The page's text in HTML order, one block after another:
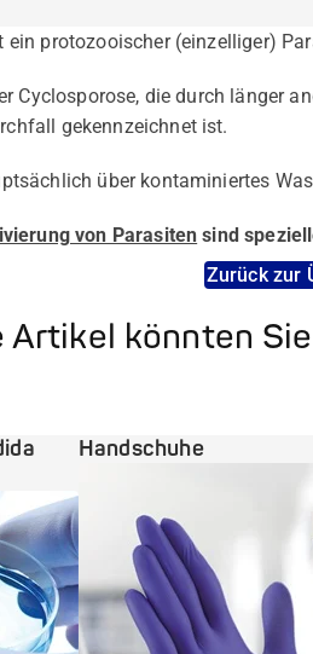
protozooischer (einzelliger)
Cyclosporose, die durch länger
gekennzeichnet ist.
über kontaminiertes
von Parasiten sind
Zurück zur
Artikel könnten
Handschuhe